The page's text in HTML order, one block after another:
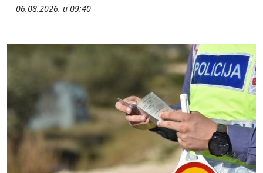
06.08.2026. u 09:40